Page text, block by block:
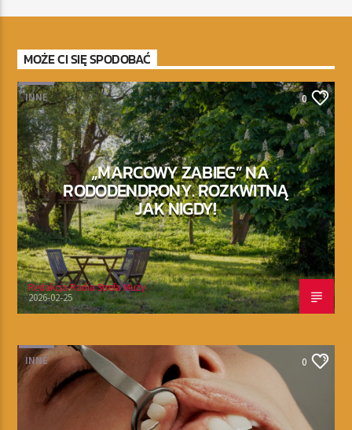
MOŻE CI SIĘ SPODOBAĆ
INNE 0
„MARCOWY ZABIEG” NA
RODODENDRONY. ROZKWITNĄ
JAK NIGDY!
Redakcja Radia Strefa Muzy
2026-02-25
INNE 0